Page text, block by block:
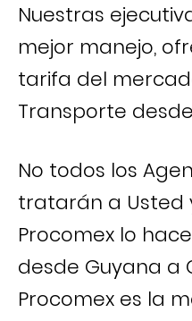
Nuestras
mejor manejo,
tarifa del
Transporte
No todos los
tratarán a Usted
Procomex lo
desde Guyana a
Procomex es la